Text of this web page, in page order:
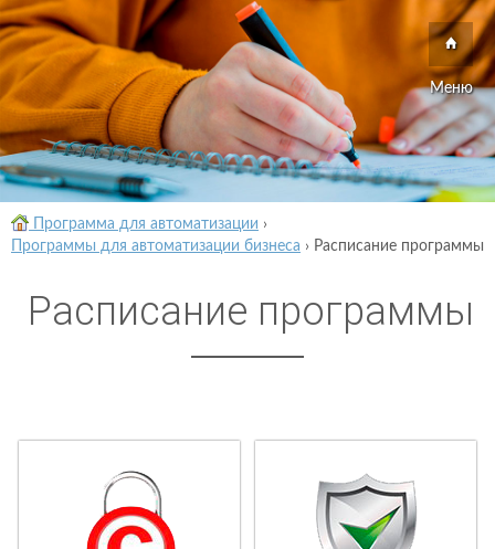
Меню
Программа для автоматизации ›
Программы для автоматизации бизнеса › Расписание программы
Расписание программы